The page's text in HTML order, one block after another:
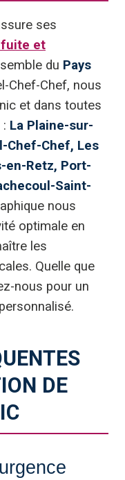
ses
fuite et
du Pays
Chef-Chef, nous
et dans toutes
La Plaine-sur-
Chef-Chef, Les
en-Retz, Port-
Saint-
nous
optimale en
les
Quelle que
nous pour un
DE